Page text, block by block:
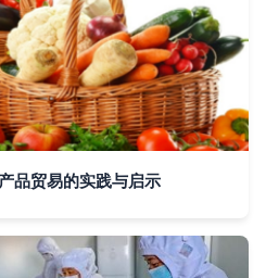
品贸易的实践与启示